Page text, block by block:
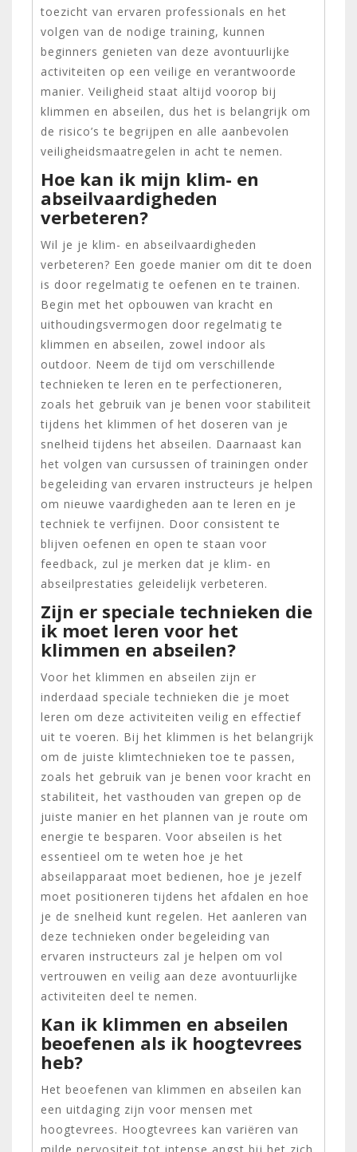
toezicht van ervaren professionals en het
volgen van de nodige training, kunnen
beginners genieten van deze avontuurlijke
activiteiten op een veilige en verantwoorde
manier. Veiligheid staat altijd voorop bij
klimmen en abseilen, dus het is belangrijk om
de risico’s te begrijpen en alle aanbevolen
veiligheidsmaatregelen in acht te nemen.
Hoe kan ik mijn klim- en
abseilvaardigheden
verbeteren?
Wil je je klim- en abseilvaardigheden
verbeteren? Een goede manier om dit te doen
is door regelmatig te oefenen en te trainen.
Begin met het opbouwen van kracht en
uithoudingsvermogen door regelmatig te
klimmen en abseilen, zowel indoor als
outdoor. Neem de tijd om verschillende
technieken te leren en te perfectioneren,
zoals het gebruik van je benen voor stabiliteit
tijdens het klimmen of het doseren van je
snelheid tijdens het abseilen. Daarnaast kan
het volgen van cursussen of trainingen onder
begeleiding van ervaren instructeurs je helpen
om nieuwe vaardigheden aan te leren en je
techniek te verfijnen. Door consistent te
blijven oefenen en open te staan voor
feedback, zul je merken dat je klim- en
abseilprestaties geleidelijk verbeteren.
Zijn er speciale technieken die
ik moet leren voor het
klimmen en abseilen?
Voor het klimmen en abseilen zijn er
inderdaad speciale technieken die je moet
leren om deze activiteiten veilig en effectief
uit te voeren. Bij het klimmen is het belangrijk
om de juiste klimtechnieken toe te passen,
zoals het gebruik van je benen voor kracht en
stabiliteit, het vasthouden van grepen op de
juiste manier en het plannen van je route om
energie te besparen. Voor abseilen is het
essentieel om te weten hoe je het
abseilapparaat moet bedienen, hoe je jezelf
moet positioneren tijdens het afdalen en hoe
je de snelheid kunt regelen. Het aanleren van
deze technieken onder begeleiding van
ervaren instructeurs zal je helpen om vol
vertrouwen en veilig aan deze avontuurlijke
activiteiten deel te nemen.
Kan ik klimmen en abseilen
beoefenen als ik hoogtevrees
heb?
Het beoefenen van klimmen en abseilen kan
een uitdaging zijn voor mensen met
hoogtevrees. Hoogtevrees kan variëren van
milde nervositeit tot intense angst bij het zich